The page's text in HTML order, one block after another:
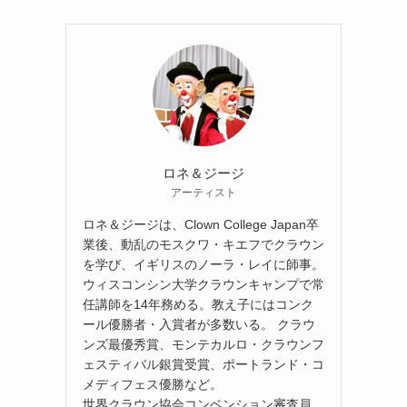
ロネ＆ジージ
アーティスト
ロネ＆ジージは、Clown College Japan卒
業後、動乱のモスクワ・キエフでクラウン
を学び、イギリスのノーラ・レイに師事。
ウィスコンシン大学クラウンキャンプで常
任講師を14年務める。教え子にはコンク
ール優勝者・入賞者が多数いる。 クラウ
ンズ最優秀賞、モンテカルロ・クラウンフ
ェスティバル銀賞受賞、ポートランド・コ
メディフェス優勝など。
世界クラウン協会コンベンション審査員。